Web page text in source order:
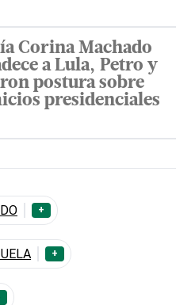
Corina Machado
a Lula, Petro y
postura sobre
presidenciales
+
+